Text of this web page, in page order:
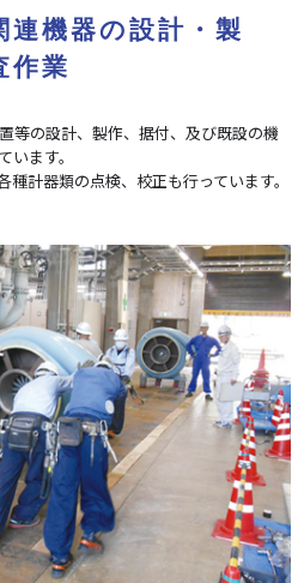
連機器の設計・製
作業
等の設計、製作、据付、及び既設の機
ます。
計器類の点検、校正も行っています。